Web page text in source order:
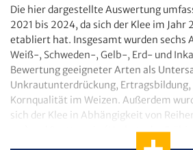
Die hier dargestellte Auswertung
2021 bis 2024, da sich der Klee im Jahr
etabliert hat. Insgesamt wurden sechs
Weiß-, Schweden-, Gelb-, Erd- und
Bewertung geeigneter Arten als
Unkrautunterdrückung,
Kornqualität im Weizen. Außerdem
sich der Klee in Abhängigkeit von
cm) und Saattermin (Herbst oder